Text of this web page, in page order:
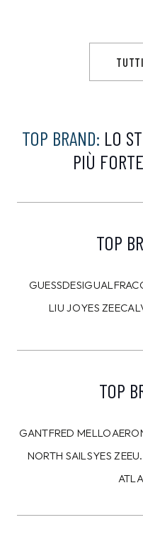
TOP BRAND: LO
PIÙ
TOP
GUESSDESIGUAL
LIU JOYES ZEE
TOP
GANTFRED MELLO
NORTH SAILSYES ZEE